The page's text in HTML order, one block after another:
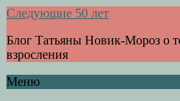
Следующие 50 лет
Блог Татьяны Новик-Мороз о
взросления
Меню